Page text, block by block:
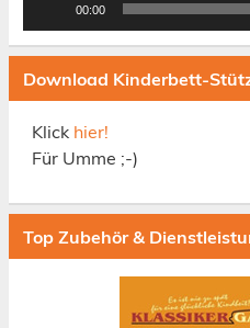
00:00
Download Kinderbett-
Klick hier!
Für Umme ;-)
Top Zubehör &